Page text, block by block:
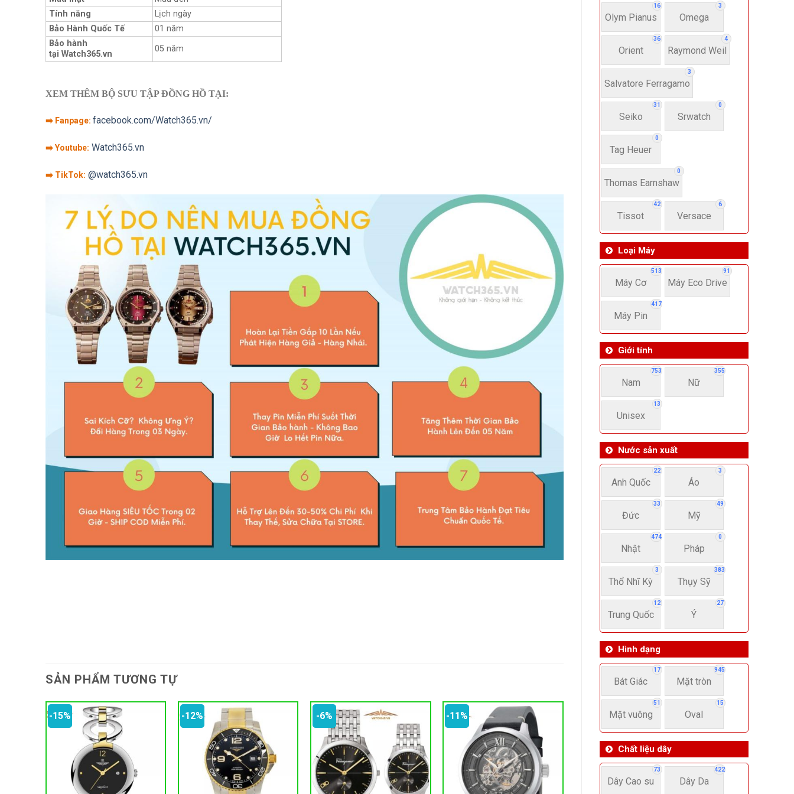
16
Olym Pianus
3
Omega
36
Orient
4
Raymond Weil
3
Salvatore Ferragamo
31
Seiko
0
Srwatch
0
Tag Heuer
0
Thomas Earnshaw
42
Tissot
6
Versace
Loại Máy
513
Máy Cơ
91
Máy Eco Drive
417
Máy Pin
Giới tính
753
Nam
355
Nữ
13
Unisex
Nước sản xuất
22
Anh Quốc
3
Áo
33
Đức
49
Mỹ
474
Nhật
0
Pháp
3
Thổ Nhĩ Kỳ
383
Thụy Sỹ
12
Trung Quốc
27
Ý
Hình dạng
17
Bát Giác
945
Mặt tròn
51
Mặt vuông
15
Oval
Chất liệu dây
73
Dây Cao su
422
Dây Da
Tính năng
Lịch ngày
Bảo Hành Quốc Tế
01 năm
Bảo hành
tại Watch365.vn
05 năm
XEM THÊM BỘ SƯU TẬP ĐỒNG HỒ TẠI:
➡️ Fanpage: facebook.com/Watch365.vn/
➡️ Youtube: Watch365.vn
➡️ TikTok: @watch365.vn
SẢN PHẨM TƯƠNG TỰ
-15% -12% -6% -11%